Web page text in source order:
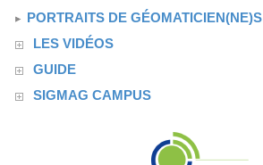
PORTRAITS DE GÉOMATICIEN(NE)S
LES VIDÉOS
GUIDE
SIGMAG CAMPUS